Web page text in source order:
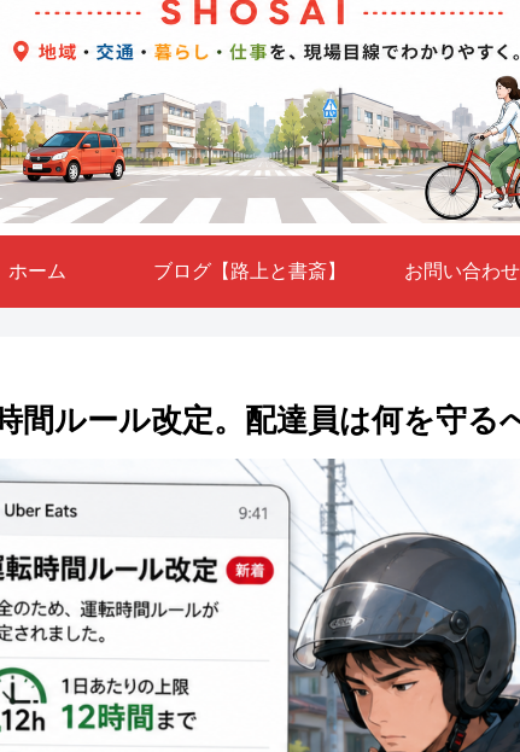
ホーム ブログ【路上と書斎】 お問い合わせ
間ルール改定。配達員は何を守る